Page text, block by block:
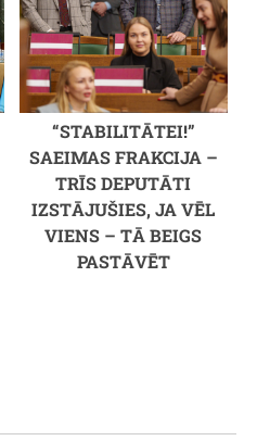
“STABILITĀTEI!”
SAEIMAS FRAKCIJA –
TRĪS DEPUTĀTI
IZSTĀJUŠIES, JA VĒL
VIENS – TĀ BEIGS
PASTĀVĒT